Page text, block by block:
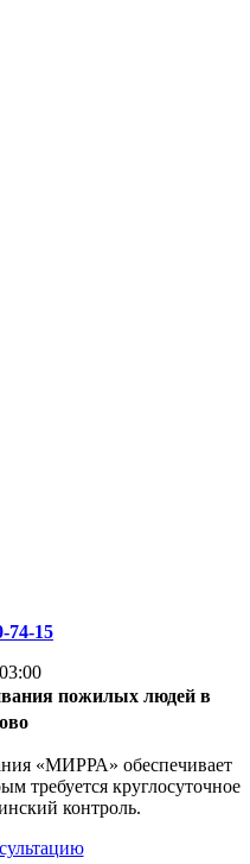
74-15
пожилых людей в
«МИРРА» обеспечивает
требуется круглосуточное
контроль.